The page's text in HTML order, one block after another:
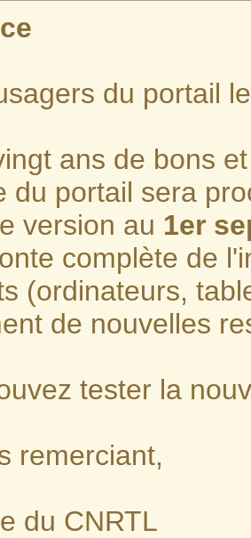
du portail
ans de bons
du portail sera
version au 1er
complète de
(ordinateurs,
de nouvelles
tester la
remerciant,
du CNRTL